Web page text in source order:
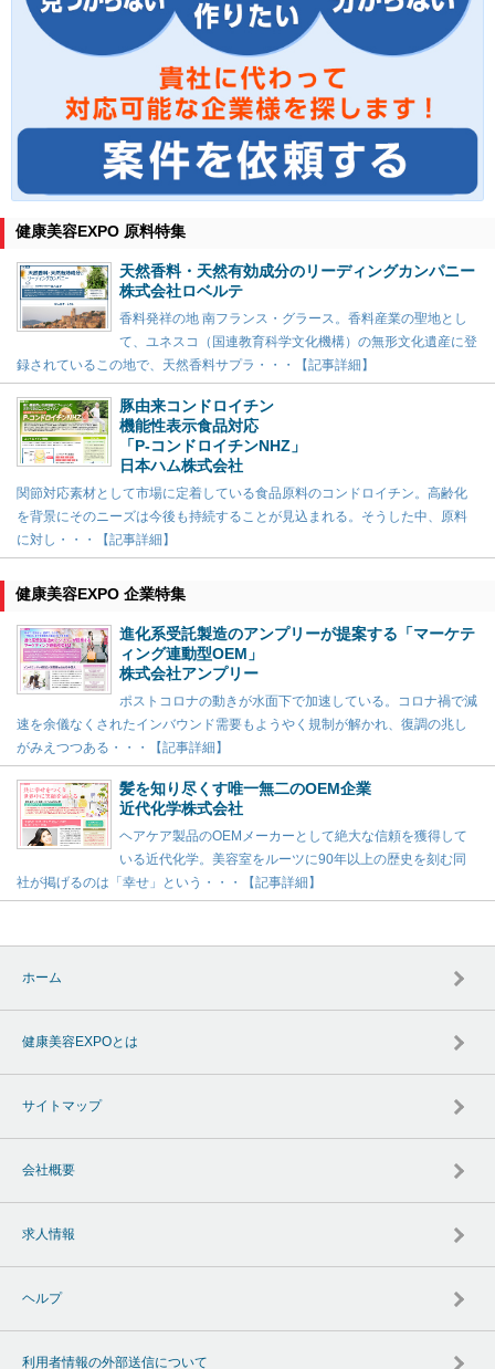
健康美容EXPO 原料特集
天然香料・天然有効成分のリーディングカンパニー
株式会社ロベルテ
香料発祥の地 南フランス・グラース。香料産業の聖地とし
て、ユネスコ（国連教育科学文化機構）の無形文化遺産に登
録されているこの地で、天然香料サプラ・・・【記事詳細】
豚由来コンドロイチン
機能性表示食品対応
「P-コンドロイチンNHZ」
日本ハム株式会社
関節対応素材として市場に定着している食品原料のコンドロイチン。高齢化
を背景にそのニーズは今後も持続することが見込まれる。そうした中、原料
に対し・・・【記事詳細】
健康美容EXPO 企業特集
進化系受託製造のアンプリーが提案する「マーケテ
ィング連動型OEM」
株式会社アンプリー
ポストコロナの動きが水面下で加速している。コロナ禍で減
速を余儀なくされたインバウンド需要もようやく規制が解かれ、復調の兆し
がみえつつある・・・【記事詳細】
髪を知り尽くす唯一無二のOEM企業
近代化学株式会社
ヘアケア製品のOEMメーカーとして絶大な信頼を獲得して
いる近代化学。美容室をルーツに90年以上の歴史を刻む同
社が掲げるのは「幸せ」という・・・【記事詳細】
ホーム
健康美容EXPOとは
サイトマップ
会社概要
求人情報
ヘルプ
利用者情報の外部送信について